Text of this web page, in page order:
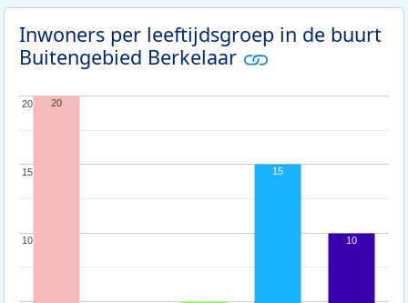
Inwoners per leeftijdsgroep in de buurt
Buitengebied Berkelaar
10
10
15
15
20
20 20
15
10